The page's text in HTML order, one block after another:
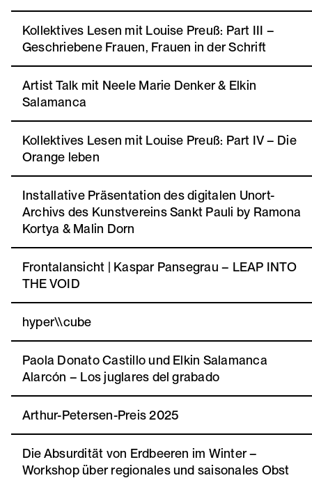
Kollektives Lesen mit Louise Preuß: Part III –
Geschriebene Frauen, Frauen in der Schrift
Artist Talk mit Neele Marie Denker & Elkin
Salamanca
Kollektives Lesen mit Louise Preuß: Part IV – Die
Orange leben
Installative Präsentation des digitalen Unort-
Archivs des Kunstvereins Sankt Pauli by Ramona
Kortya & Malin Dorn
Frontalansicht | Kaspar Pansegrau – LEAP INTO
THE VOID
hyper\\cube
Paola Donato Castillo und Elkin Salamanca
Alarcón – Los juglares del grabado
Arthur-Petersen-Preis 2025
Die Absurdität von Erdbeeren im Winter –
Workshop über regionales und saisonales Obst